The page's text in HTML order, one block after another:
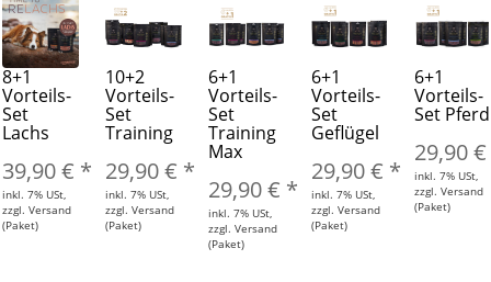
8+1
Vorteils-
Set
Lachs
39,90 € *
inkl. 7% USt,
zzgl. Versand
(Paket)
10+2
Vorteils-
Set
Training
29,90 € *
inkl. 7% USt,
zzgl. Versand
(Paket)
6+1
Vorteils-
Set
Training
Max
29,90 € *
inkl. 7% USt,
zzgl. Versand
(Paket)
6+1
Vorteils-
Set
Geflügel
29,90 € *
inkl. 7% USt,
zzgl. Versand
(Paket)
6+1
Vorteils-
Set Pferd
29,90
inkl. 7% USt,
zzgl. Versand
(Paket)